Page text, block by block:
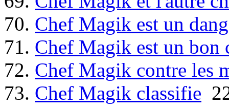
70. Chef Magik est un
71. Chef Magik est un bon
72. Chef Magik contre les
73. Chef Magik classifie